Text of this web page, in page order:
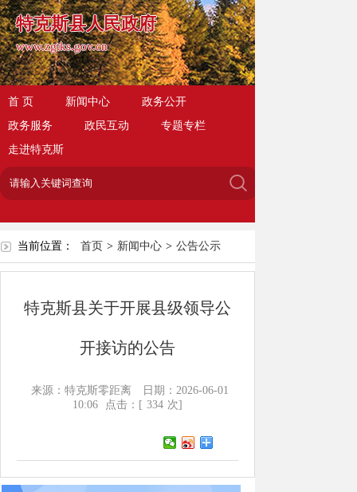
特克斯县人民政府
www.zgtks.gov.cn
首 页 新闻中心
政务公开
政务服务
政民互动
专题专栏
走进特克斯
当前位置： 首页 > 新闻中心 > 公告公示
特克斯县关于开展县级领导公
开接访的公告
来源：特克斯零距离
日期：2026-06-01
10:06
点击：[ 334 次]